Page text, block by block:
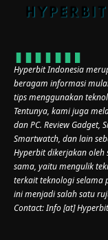
Hyperbit Indonesia
beragam informasi
tips menggunakan
Tentunya, kami juga
dan PC. Review Gadget,
Smartwatch, dan lain
Hyperbit dikerjakan
sama, yaitu mengulik
terkait teknologi selama
ini menjadi salah satu
Contact: Info [at]